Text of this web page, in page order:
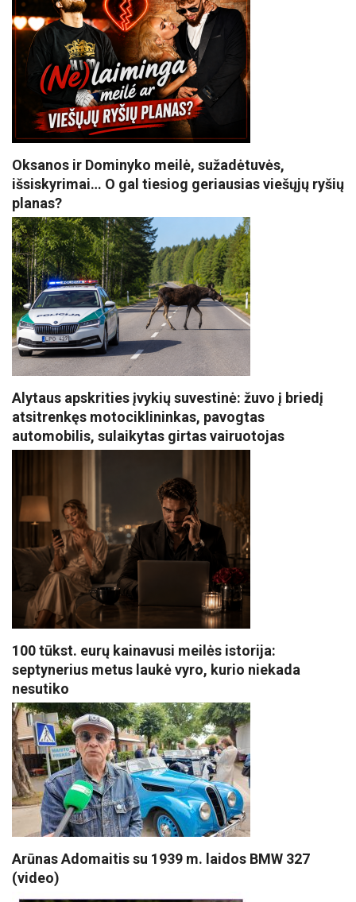
Oksanos ir Dominyko meilė, sužadėtuvės,
išsiskyrimai… O gal tiesiog geriausias viešųjų ryšių
planas?
Alytaus apskrities įvykių suvestinė: žuvo į briedį
atsitrenkęs motociklininkas, pavogtas
automobilis, sulaikytas girtas vairuotojas
100 tūkst. eurų kainavusi meilės istorija:
septynerius metus laukė vyro, kurio niekada
nesutiko
Arūnas Adomaitis su 1939 m. laidos BMW 327
(video)